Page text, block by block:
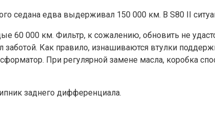
седана едва выдерживал 150 000 км. В S80 II
60 000 км. Фильтр, к сожалению, обновить не
Как правило, изнашиваются втулки
При регулярной замене масла, коробка
заднего дифференциала.